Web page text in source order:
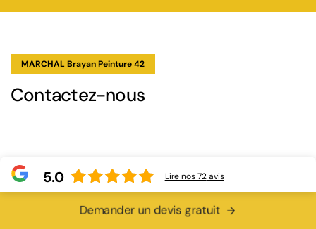
MARCHAL Brayan Peinture 42
Contactez-nous
Demander un devis gratuit
5.0 Lire nos72avis